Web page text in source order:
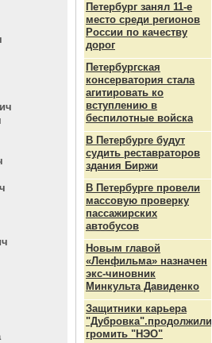
Петербург занял 11-е
место среди регионов
России по качеству
дорог
Петербургская
консерватория стала
агитировать ко
вступлению в
беспилотные войска
В Петербурге будут
судить реставраторов
здания Биржи
В Петербурге провели
массовую проверку
пассажирских
автобусов
Новым главой
«Ленфильма» назначен
экс-чиновник
Минкульта Давиденко
Защитники карьера
"Дубровка".продолжили
громить "НЭО"